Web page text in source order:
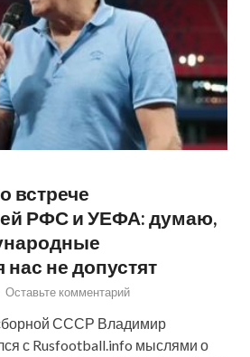
встрече
РФС и УЕФА: думаю,
не допустят
Оставьте комментарий
СССР Владимир
с Rusfootball.info мыслями о